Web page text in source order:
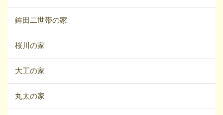
鉾田二世帯の家
桜川の家
大工の家
丸太の家